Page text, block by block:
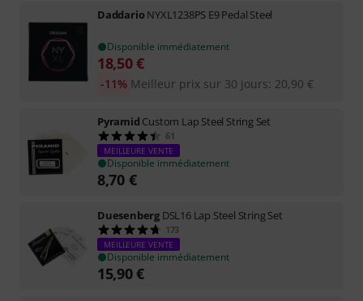
DaddarioNYXL1238PS E9 Pedal Steel
Disponible immédiatement
18,50€
Meilleur prix sur 30 jours: 20,90 €
-11%
Pyramid Custom Lap Steel String Set
61
MEILLEURE VENTE
Disponible immédiatement
8,70 €
Duesenberg DSL16 Lap Steel String Set
173
MEILLEURE VENTE
Disponible immédiatement
15,90€